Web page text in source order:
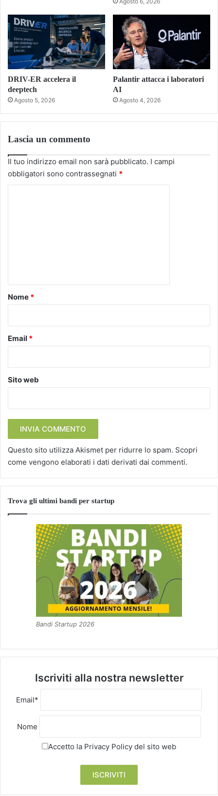
DRIV-ER accelera il
deeptech
Agosto 5, 2026
Palantir attacca i laboratori
AI
Agosto 4, 2026
Lascia un commento
Il tuo indirizzo email non sarà pubblicato. I campi
obbligatori sono contrassegnati *
o
Nome *
Email *
Sito web
Questo sito utilizza Akismet per ridurre lo spam. Scopri
come vengono elaborati i dati derivati dai commenti.
Trova gli ultimi bandi per startup
Bandi Startup 2026
Iscriviti alla nostra newsletter
Email*
Nome
Accetto la Privacy Policy del sito web